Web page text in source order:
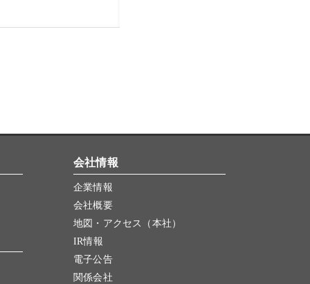
会社情報
企業情報
会社概要
地図・アクセス（本社）
IR情報
電子公告
関係会社